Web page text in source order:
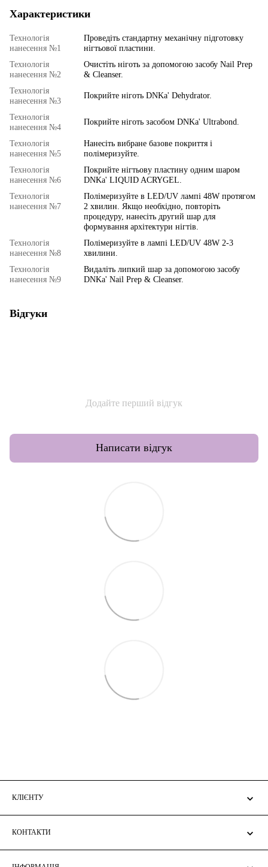
Характеристики
Технологія
нанесення №1
Проведіть стандартну механічну підготовку
нігтьової пластини.
Технологія
нанесення №2
Очистіть ніготь за допомогою засобу Nail Prep
& Cleanser.
Технологія
нанесення №3
Покрийте ніготь DNKa' Dehydrator.
Технологія
нанесення №4
Покрийте ніготь засобом DNKa' Ultrabond.
Технологія
нанесення №5
Нанесіть вибране базове покриття і
полімеризуйте.
Технологія
нанесення №6
Покрийте нігтьову пластину одним шаром
DNKa' LIQUID ACRYGEL.
Технологія
нанесення №7
Полімеризуйте в LED/UV лампі 48W протягом
2 хвилин. Якщо необхідно, повторіть
процедуру, нанесіть другий шар для
формування архітектури нігтів.
Технологія
нанесення №8
Полімеризуйте в лампі LED/UV 48W 2-3
хвилини.
Технологія
нанесення №9
Видаліть липкий шар за допомогою засобу
DNKa' Nail Prep & Cleanser.
Відгуки
Додайте перший відгук
Написати відгук
КЛІЄНТУ
КОНТАКТИ